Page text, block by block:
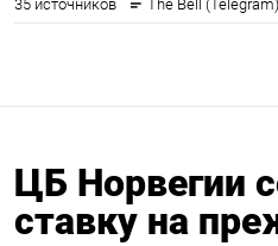
ЦБ Норвегии
ставку на